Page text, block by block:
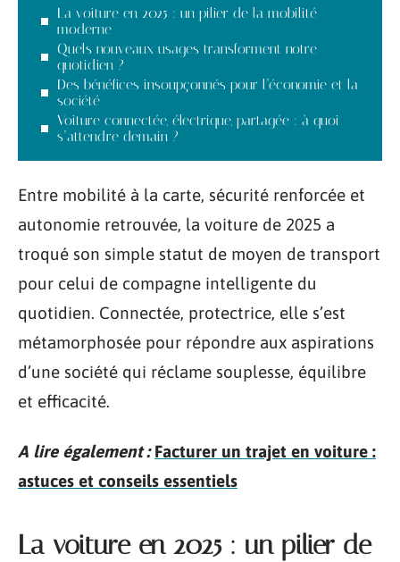
La voiture en 2025 : un pilier de la mobilité
moderne
Quels nouveaux usages transforment notre
quotidien ?
Des bénéfices insoupçonnés pour l’économie et la
société
Voiture connectée, électrique, partagée : à quoi
s’attendre demain ?
Entre mobilité à la carte, sécurité renforcée et
autonomie retrouvée, la voiture de 2025 a
troqué son simple statut de moyen de transport
pour celui de compagne intelligente du
quotidien. Connectée, protectrice, elle s’est
métamorphosée pour répondre aux aspirations
d’une société qui réclame souplesse, équilibre
et efficacité.
A lire également : Facturer un trajet en voiture :
astuces et conseils essentiels
La voiture en 2025 : un pilier de